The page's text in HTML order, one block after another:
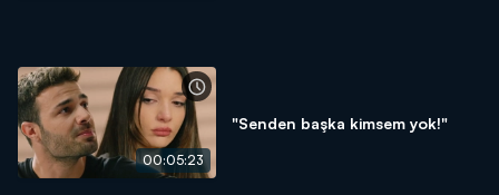
00:05:23
"Senden başka kimsem yok!"